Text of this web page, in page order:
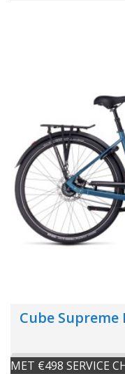
Cube Supreme
MET €498 SERVICE